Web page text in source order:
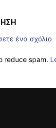
ένα σχόλιο
reduce spam.